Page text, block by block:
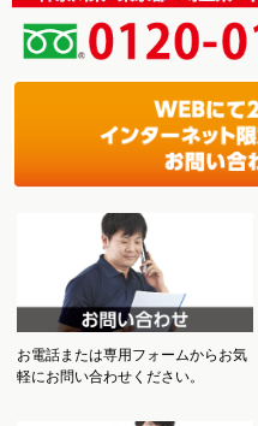
お電話または専用フォームからお気
軽にお問い合わせください。